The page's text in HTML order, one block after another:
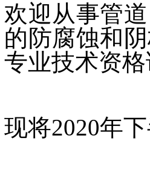
欢迎从事管
的防腐蚀和
专业技术资格
现将2020年